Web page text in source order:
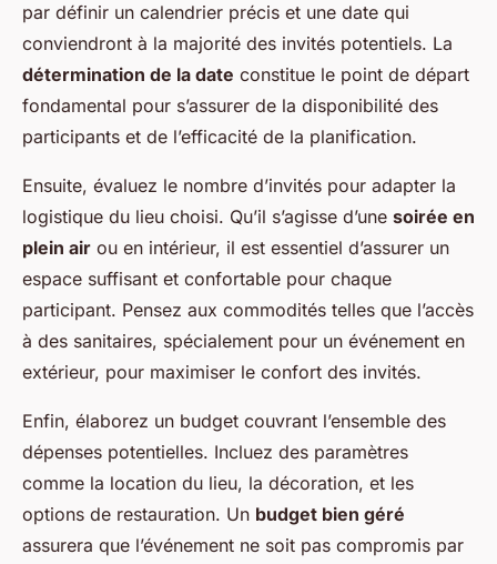
par définir un calendrier précis et une date qui
conviendront à la majorité des invités potentiels. La
détermination de la date constitue le point de départ
fondamental pour s’assurer de la disponibilité des
participants et de l’efficacité de la planification.
Ensuite, évaluez le nombre d’invités pour adapter la
logistique du lieu choisi. Qu’il s’agisse d’une soirée en
plein air ou en intérieur, il est essentiel d’assurer un
espace suffisant et confortable pour chaque
participant. Pensez aux commodités telles que l’accès
à des sanitaires, spécialement pour un événement en
extérieur, pour maximiser le confort des invités.
Enfin, élaborez un budget couvrant l’ensemble des
dépenses potentielles. Incluez des paramètres
comme la location du lieu, la décoration, et les
options de restauration. Un budget bien géré
assurera que l’événement ne soit pas compromis par